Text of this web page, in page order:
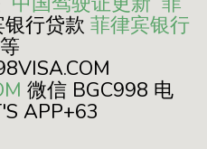
行贷款 菲律宾银行
等
微信 BGC998 电
APP+63